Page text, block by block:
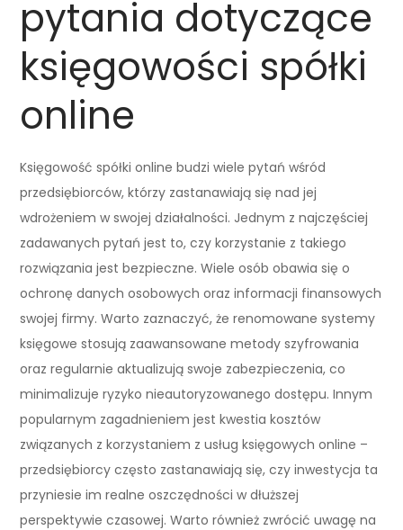
pytania dotyczące
księgowości spółki
online
Księgowość spółki online budzi wiele pytań wśród
przedsiębiorców, którzy zastanawiają się nad jej
wdrożeniem w swojej działalności. Jednym z najczęściej
zadawanych pytań jest to, czy korzystanie z takiego
rozwiązania jest bezpieczne. Wiele osób obawia się o
ochronę danych osobowych oraz informacji finansowych
swojej firmy. Warto zaznaczyć, że renomowane systemy
księgowe stosują zaawansowane metody szyfrowania
oraz regularnie aktualizują swoje zabezpieczenia, co
minimalizuje ryzyko nieautoryzowanego dostępu. Innym
popularnym zagadnieniem jest kwestia kosztów
związanych z korzystaniem z usług księgowych online –
przedsiębiorcy często zastanawiają się, czy inwestycja ta
przyniesie im realne oszczędności w dłuższej
perspektywie czasowej. Warto również zwrócić uwagę na